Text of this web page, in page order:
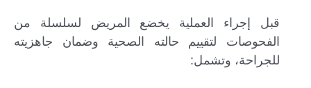
قبل إجراء العملية يخضع المريض لسلسلة من
الفحوصات لتقييم حالته الصحية وضمان جاهزيته
للجراحة، وتشمل: